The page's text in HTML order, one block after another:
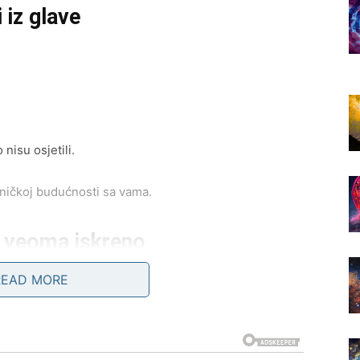
iz glave
nisu osjetili.
budućnosti sa vama.
iskreno
MORE